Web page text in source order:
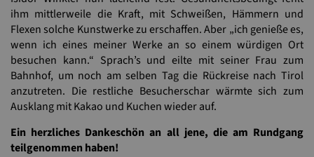
ihm mittlerweile die Kraft, mit Schweißen, Hämmern und
Flexen solche Kunstwerke zu erschaffen. Aber „ich genieße es,
wenn ich eines meiner Werke an so einem würdigen Ort
besuchen kann.“ Sprach’s und eilte mit seiner Frau zum
Bahnhof, um noch am selben Tag die Rückreise nach Tirol
anzutreten. Die restliche Besucherschar wärmte sich zum
Ausklang mit Kakao und Kuchen wieder auf.
Ein herzliches Dankeschön an all jene, die am Rundgang
teilgenommen haben!